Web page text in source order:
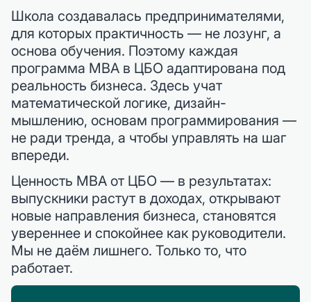
Школа создавалась предпринимателями,
для которых практичность — не лозунг, а
основа обучения. Поэтому каждая
программа MBA в ЦБО адаптирована под
реальность бизнеса. Здесь учат
математической логике, дизайн-
мышлению, основам программирования —
не ради тренда, а чтобы управлять на шаг
впереди.
Ценность MBA от ЦБО — в результатах:
выпускники растут в доходах, открывают
новые направления бизнеса, становятся
увереннее и спокойнее как руководители.
Мы не даём лишнего. Только то, что
работает.